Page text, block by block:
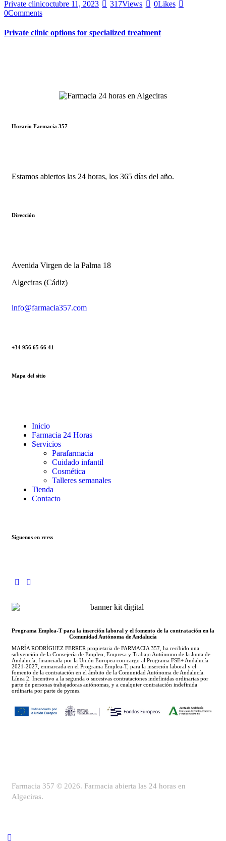
Private clinicoctubre 11, 2023 317Views 0Likes
0Comments
Private clinic options for specialized treatment
Horario Farmacia 357
Estamos abiertos las 24 horas, los 365 días del año.
Dirección
Avenida Virgen de la Palma 18
Algeciras (Cádiz)
info@farmacia357.com
+34 956 65 66 41
Mapa del sitio
Inicio
Farmacia 24 Horas
Servicios
Parafarmacia
Cuidado infantil
Cosmética
Talleres semanales
Tienda
Contacto
Síguenos en rrrss
Programa Emplea-T para la inserción laboral y el fomento de la contratación en la
Comunidad Autónoma de Andalucía
MARÍA RODRÍGUEZ FERRER propietaria de FARMACIA 357, ha recibido una
subvención de la Consejería de Empleo, Empresa y Trabajo Autónomo de la Junta de
Andalucía, financiada por la Unión Europea con cargo al Programa FSE+ Andalucía
2021-2027, enmarcada en el Programa Emplea-T, para la inserción laboral y el
fomento de la contratación en el ámbito de la Comunidad Autónoma de Andalucía.
Línea 2. Incentivo a la segunda o sucesivas contrataciones indefinidas ordinarias por
parte de personas trabajadoras autónomas, y a cualquier contratación indefinida
ordinaria por parte de pymes.
Farmacia 357 © 2026. Farmacia abierta las 24 horas en
Algeciras.